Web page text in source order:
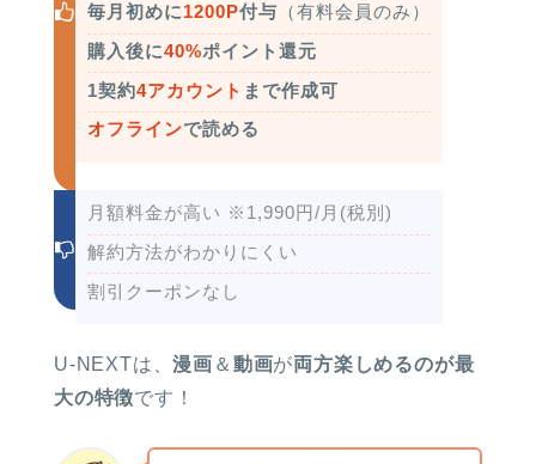
毎月初めに1200P付与 （有料会員のみ）
購入後に40%ポイント還元
1契約4アカウント まで作成可
オフラインで読める
月額料金が高い ※1,990円/月(税別)
解約方法がわかりにくい
割引クーポンなし
U-NEXTは、漫画 ＆ 動画が両方楽しめるのが最
大の特徴です！